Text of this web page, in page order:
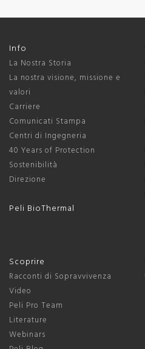
Info
La Nostra Storia
La nostra visione, missione e
valori
Carriere
Comunicati Stampa
Centri di Ingegneria
40 Years of Protection
Sostenibilità
Direzione
Peli BioThermal
Scoprire
Racconti di Sopravvivenza
Video
Peli Pro Team
Literature
Webinars